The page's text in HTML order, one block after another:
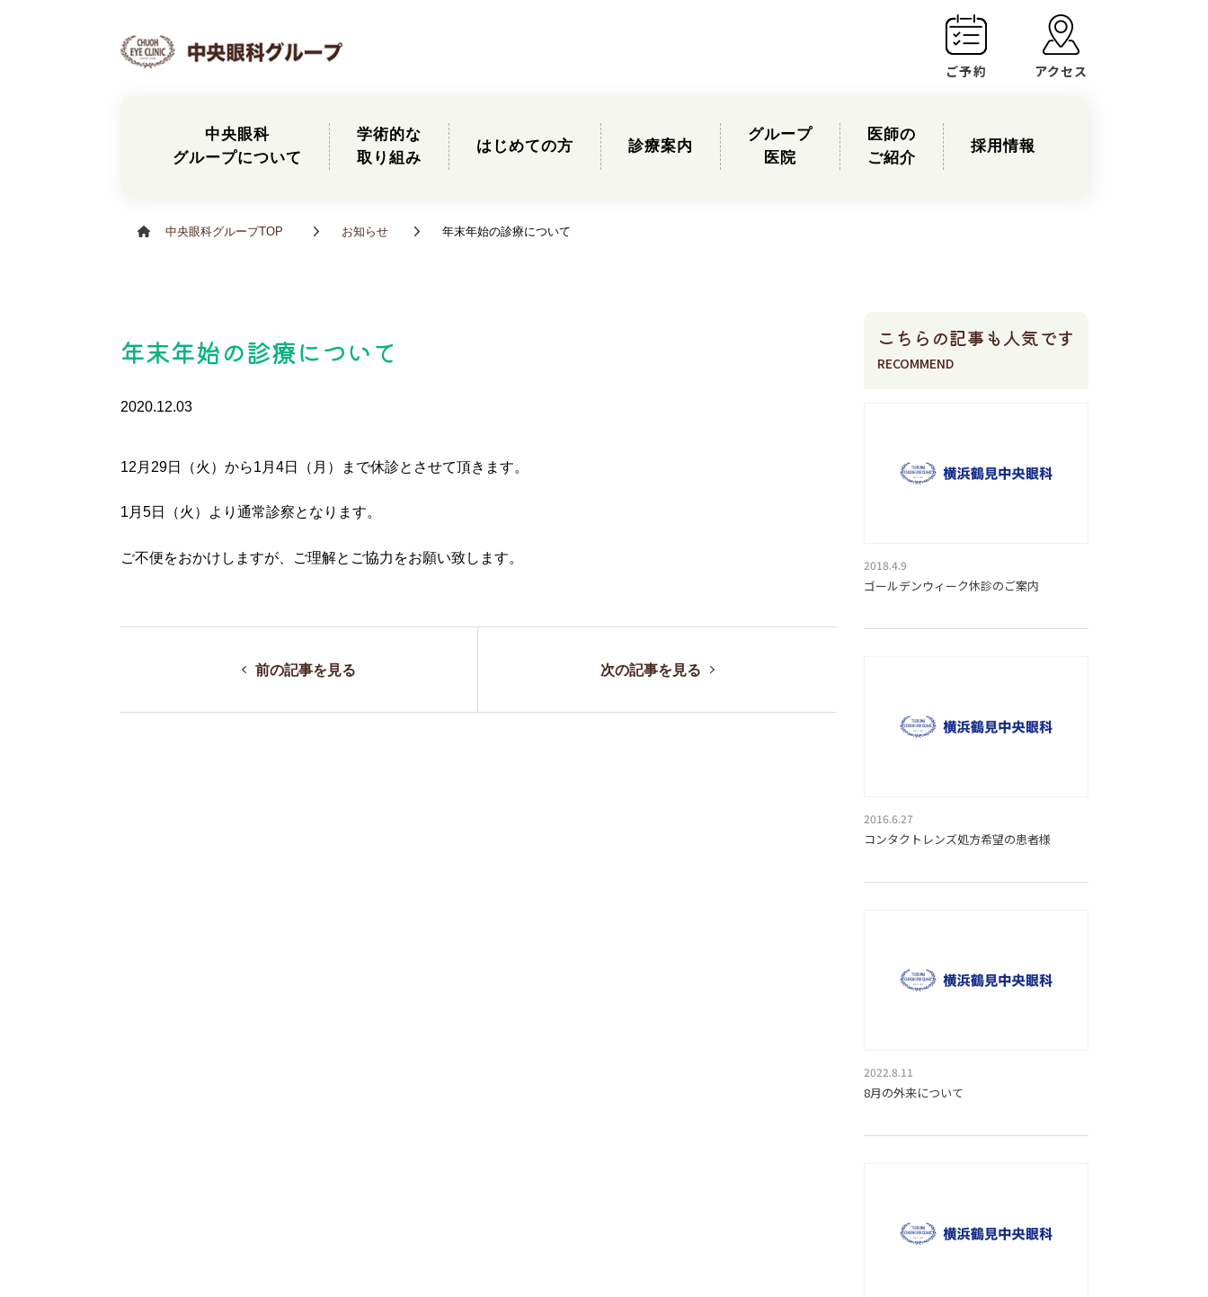
ご予約 アクセス
中央眼科
グループについて
学術的な
取り組み
はじめての方 診療案内
グループ
医院
医師の
ご紹介
採用情報
中央眼科グループTOP お知らせ 年末年始の診療について
年末年始の診療について
2020.12.03
12月29日（火）から1月4日（月）まで休診とさせて頂きます。
1月5日（火）より通常診察となります。
ご不便をおかけしますが、ご理解とご協力をお願い致します。
前の記事を見る 次の記事を見る
こちらの記事も人気です
RECOMMEND
2018.4.9
ゴールデンウィーク休診のご案内
2016.6.27
コンタクトレンズ処方希望の患者様
2022.8.11
8月の外来について